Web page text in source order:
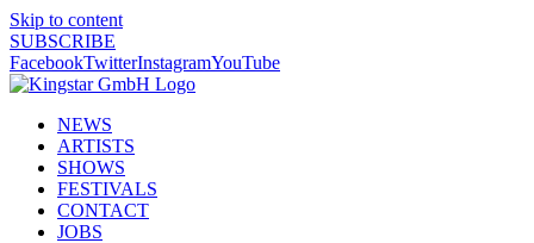
Skip to content
SUBSCRIBE
FacebookTwitterInstagramYouTube
NEWS
ARTISTS
SHOWS
FESTIVALS
CONTACT
JOBS